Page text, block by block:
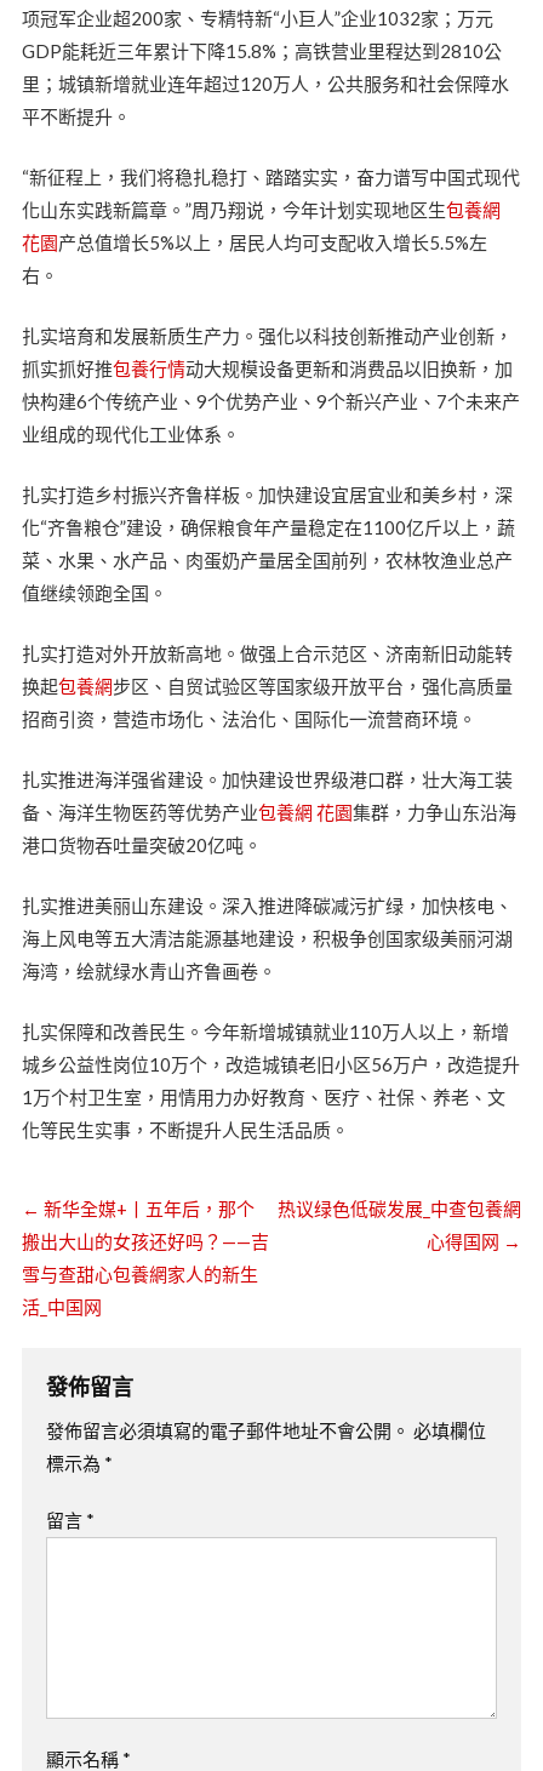
项冠军企业超200家、专精特新“小巨人”企业1032家；万元
GDP能耗近三年累计下降15.8%；高铁营业里程达到2810公
里；城镇新增就业连年超过120万人，公共服务和社会保障水
平不断提升。
“新征程上，我们将稳扎稳打、踏踏实实，奋力谱写中国式现代
化山东实践新篇章。”周乃翔说，今年计划实现地区生包養網
花園产总值增长5%以上，居民人均可支配收入增长5.5%左
右。
扎实培育和发展新质生产力。强化以科技创新推动产业创新，
抓实抓好推包養行情动大规模设备更新和消费品以旧换新，加
快构建6个传统产业、9个优势产业、9个新兴产业、7个未来产
业组成的现代化工业体系。
扎实打造乡村振兴齐鲁样板。加快建设宜居宜业和美乡村，深
化“齐鲁粮仓”建设，确保粮食年产量稳定在1100亿斤以上，蔬
菜、水果、水产品、肉蛋奶产量居全国前列，农林牧渔业总产
值继续领跑全国。
扎实打造对外开放新高地。做强上合示范区、济南新旧动能转
换起包養網步区、自贸试验区等国家级开放平台，强化高质量
招商引资，营造市场化、法治化、国际化一流营商环境。
扎实推进海洋强省建设。加快建设世界级港口群，壮大海工装
备、海洋生物医药等优势产业包養網 花園集群，力争山东沿海
港口货物吞吐量突破20亿吨。
扎实推进美丽山东建设。深入推进降碳减污扩绿，加快核电、
海上风电等五大清洁能源基地建设，积极争创国家级美丽河湖
海湾，绘就绿水青山齐鲁画卷。
扎实保障和改善民生。今年新增城镇就业110万人以上，新增
城乡公益性岗位10万个，改造城镇老旧小区56万户，改造提升
1万个村卫生室，用情用力办好教育、医疗、社保、养老、文
化等民生实事，不断提升人民生活品质。
← 新华全媒+丨五年后，那个
搬出大山的女孩还好吗？——吉
雪与查甜心包養網家人的新生
活_中国网
热议绿色低碳发展_中查包養網
心得国网 →
發佈留言
發佈留言必須填寫的電子郵件地址不會公開。 必填欄位
標示為 *
留言 *
顯示名稱 *